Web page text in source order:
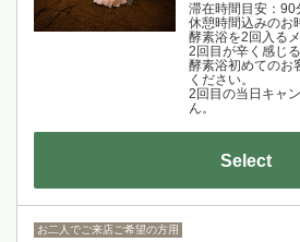
滞在時間目安：90
休憩時間込みのお
酵素浴を2回入る
2回目が辛く感じ
酵素浴初めてのお
ください。
2回目の当日キャ
ん。
Select
お二人でご来店ご希望の方用